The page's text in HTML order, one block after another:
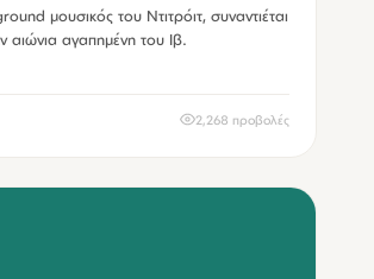
μουσικός του Ντιτρόιτ, συναντιέται
αιώνια αγαπημένη του Ιβ.
2,268 προβολές